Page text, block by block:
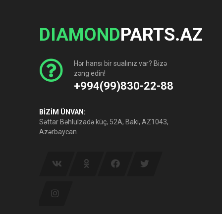
DIAMONDPARTS.AZ
Hər hansı bir sualınız var? Bizə
zəng edin!
+994(99)830-22-88
BİZİM ÜNVAN:
Səttar Bəhlulzadə küç, 52A, Bakı, AZ1043,
Azərbaycan.